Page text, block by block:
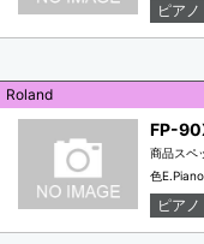
ピア
Roland
FP-
商品ス
色
ピア